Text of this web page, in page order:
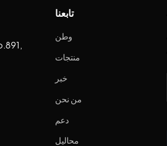
تابعنا
وطن
منتجات
خبر
من نحن
دعم
محاليل